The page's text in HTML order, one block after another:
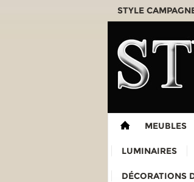
STYLE
MEUBLES
LUMINAIRES
DÉCORATIONS